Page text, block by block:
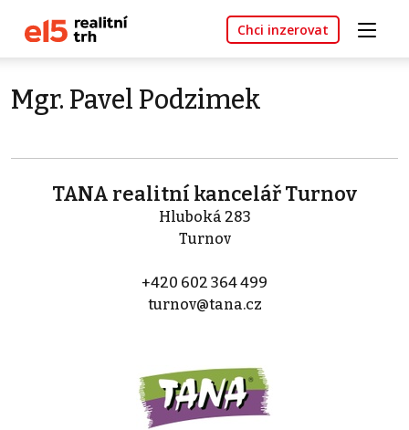
Chci inzerovat
Mgr. Pavel Podzimek
TANA realitní kancelář Turnov
Hluboká 283
Turnov
+420 602 364 499
turnov@tana.cz